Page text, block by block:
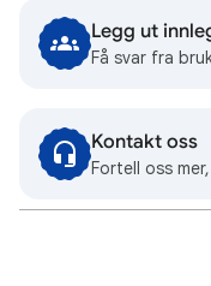
Legg ut
Få svar fra
Kontakt oss
Fortell oss